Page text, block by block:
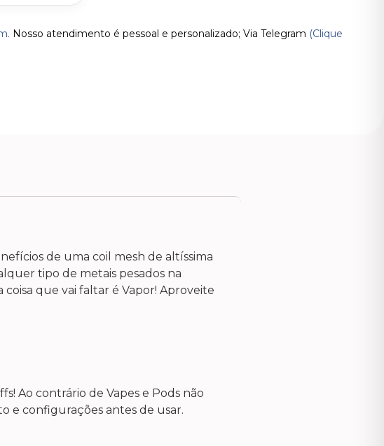
Nosso atendimento é pessoal e personalizado; Via Telegram (Clique
de uma coil mesh de altíssima
tipo de metais pesados na
que vai faltar é Vapor! Aproveite
Ao contrário de Vapes e Pods não
e configurações antes de usar.